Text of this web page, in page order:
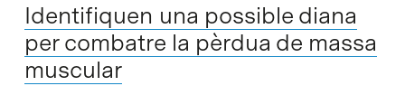
Identifiquen una possible diana
per combatre la pèrdua de massa
muscular